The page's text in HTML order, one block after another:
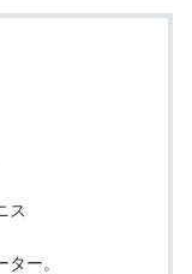
ス
ー。